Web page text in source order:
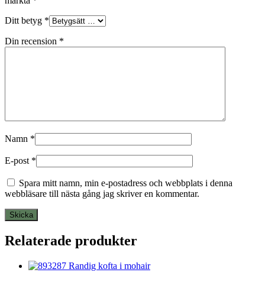
Ditt betyg *
Din recension *
Namn *
E-post *
Spara mitt namn, min e-postadress och webbplats i denna
webbläsare till nästa gång jag skriver en kommentar.
Relaterade produkter